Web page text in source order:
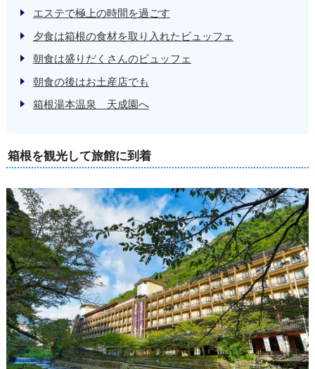
エステで極上の時間を過ごす
夕食は箱根の食材を取り入れたビュッフェ
朝食は盛りだくさんのビュッフェ
朝食の後はお土産店でも
箱根湯本温泉 天成園へ
箱根を観光して旅館に到着